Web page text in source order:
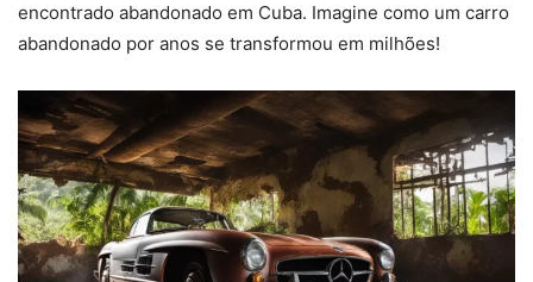
encontrado abandonado em Cuba. Imagine como um carro
abandonado por anos se transformou em milhões!